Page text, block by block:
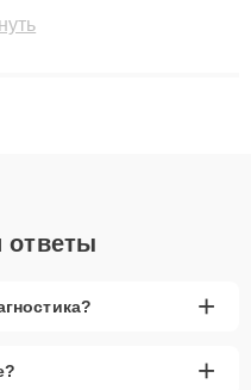
гарантии до 3 лет.
ответы
+
+